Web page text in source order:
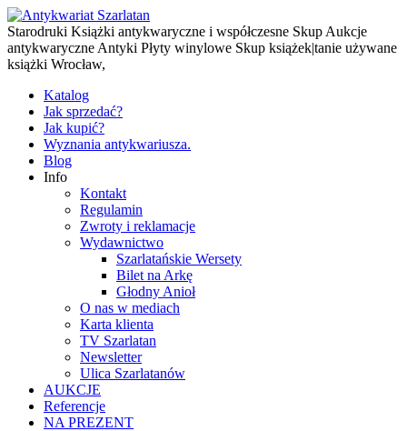
Starodruki Książki antykwaryczne i współczesne Skup Aukcje
antykwaryczne Antyki Płyty winylowe Skup książek|tanie używane
książki Wrocław,
Katalog
Jak sprzedać?
Jak kupić?
Wyznania antykwariusza.
Blog
Info
Kontakt
Regulamin
Zwroty i reklamacje
Wydawnictwo
Szarlatańskie Wersety
Bilet na Arkę
Głodny Anioł
O nas w mediach
Karta klienta
TV Szarlatan
Newsletter
Ulica Szarlatanów
AUKCJE
Referencje
NA PREZENT